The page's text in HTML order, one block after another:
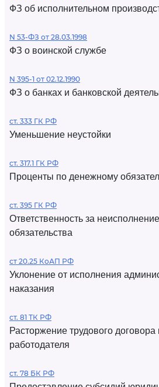
ФЗ об исполнительном
N 53-ФЗ от 28.03.1998
ФЗ о воинской службе
N 395-1 от 02.12.1990
ФЗ о банках и банковской
ст. 333 ГК РФ
Уменьшение неустойки
ст. 317.1 ГК РФ
Проценты по денежному
ст. 395 ГК РФ
Ответственность за
обязательства
ст 20.25 КоАП РФ
Уклонение от исполнения
наказания
ст. 81 ТК РФ
Расторжение трудового
работодателя
ст. 78 БК РФ